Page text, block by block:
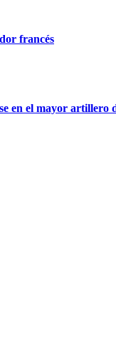
francés
en el mayor artillero